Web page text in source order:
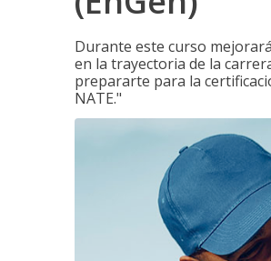
Durante este curso
en la trayectoria de la
prepararte para la
NATE."